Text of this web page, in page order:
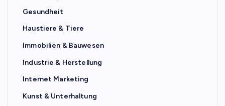
Gesundheit
Haustiere & Tiere
Immobilien & Bauwesen
Industrie & Herstellung
Internet Marketing
Kunst & Unterhaltung